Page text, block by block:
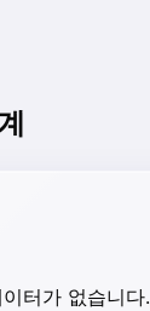
터가 없습니다.